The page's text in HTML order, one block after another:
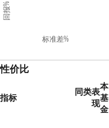
标准差%
回报%
性价比
指标
同类表
现
本
基
金